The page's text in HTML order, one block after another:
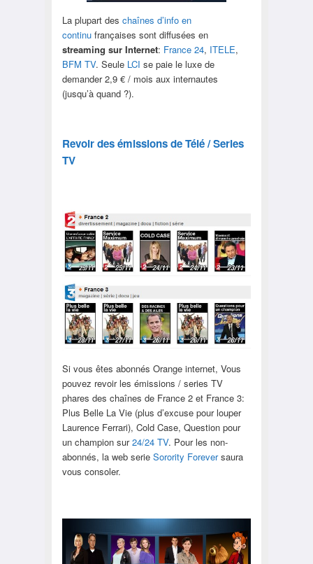
La plupart des chaînes d’info en
continufrançaises sont diffusées en
streaming sur Internet: France 24, ITELE,
BFM TV. Seule LCI se paie le luxe de
demander 2,9 € / mois aux internautes
(jusqu’à quand ?).
Revoir des émissions de Télé / Series
TV
Si vous êtes abonnés Orange internet, Vous
pouvez revoir les émissions / series TV
phares des chaînes de France 2 et France 3:
Plus Belle La Vie (plus d’excuse pour louper
Laurence Ferrari), Cold Case, Question pour
un champion sur24/24 TV. Pour les non-
abonnés, la web serie Sorority Foreversaura
vous consoler.